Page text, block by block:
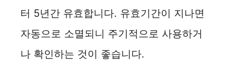
터 5년간 유효합니다. 유효기간이 지나면
자동으로 소멸되니 주기적으로 사용하거
나 확인하는 것이 좋습니다.